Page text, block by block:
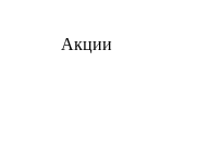
Акции